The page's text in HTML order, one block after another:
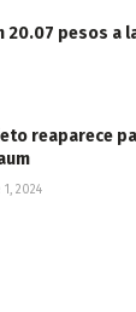
20.07 pesos a
reaparece
2024